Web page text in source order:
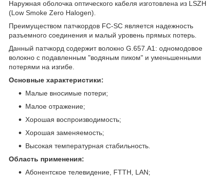
Наружная оболочка оптического кабеля изготовлена из LSZH
(Low Smoke Zero Halogen).
Преимуществом патчкордов FC-SC является надежность
разъемного соединения и малый уровень прямых потерь.
Данный патчкорд содержит волокно G.657.А1: одномодовое
волокно с подавленным "водяным пиком" и уменьшенными
потерями на изгибе.
Основные характеристики:
Малые вносимые потери;
Малое отражение;
Хорошая воспроизводимость;
Хорошая заменяемость;
Высокая температурная стабильность.
Область применения:
Абонентское телевидение, FTTH, LAN;